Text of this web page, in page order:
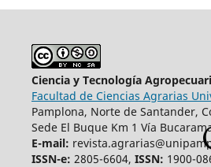
Ciencia y Tecnología
Facultad de Ciencias Agrarias
Pamplona, Norte de Santander,
Sede El Buque Km 1 Vía
E-mail:
ISSN-e: 2805-6604, ISSN: 1900-